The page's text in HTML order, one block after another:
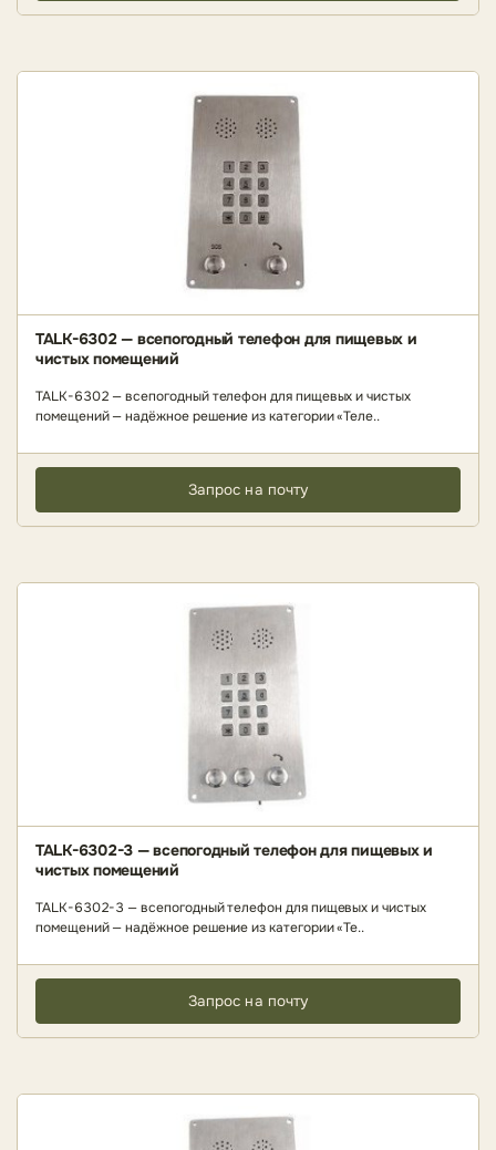
TALK-6302 — всепогодный телефон для пищевых и
чистых помещений
TALK-6302 — всепогодный телефон для пищевых и чистых
помещений — надёжное решение из категории «Теле..
Запрос на почту
TALK-6302-3 — всепогодный телефон для пищевых и
чистых помещений
TALK-6302-3 — всепогодный телефон для пищевых и чистых
помещений — надёжное решение из категории «Те..
Запрос на почту